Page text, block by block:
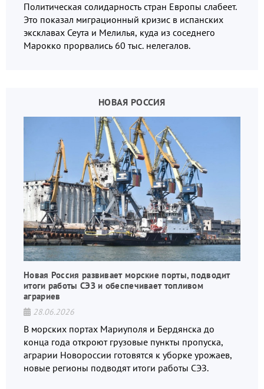
Политическая солидарность стран Европы слабеет.
Это показал миграционный кризис в испанских
эксклавах Сеута и Мелилья, куда из соседнего
Марокко прорвались 60 тыс. нелегалов.
НОВАЯ РОССИЯ
Новая Россия развивает морские порты, подводит
итоги работы СЭЗ и обеспечивает топливом
аграриев
28.06.2026
В морских портах Мариуполя и Бердянска до
конца года откроют грузовые пункты пропуска,
аграрии Новороссии готовятся к уборке урожаев,
новые регионы подводят итоги работы СЭЗ.